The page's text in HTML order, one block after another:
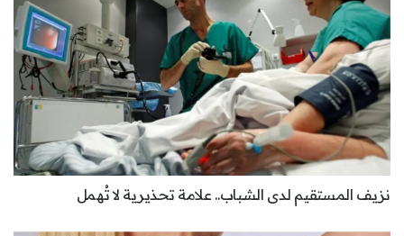
نزيف المستقيم لدى الشباب.. علامة تحذيرية لا تُهمل